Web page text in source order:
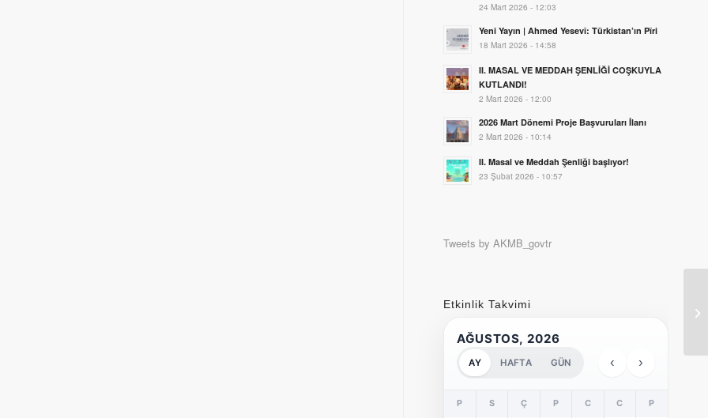
24 Mart 2026 - 12:03
Yeni Yayın | Ahmed Yesevî: Türkistan’ın Pîri
18 Mart 2026 - 14:58
II. MASAL VE MEDDAH ŞENLİĞİ COŞKUYLA
KUTLANDI!
2 Mart 2026 - 12:00
2026 Mart Dönemi Proje Başvuruları İlanı
2 Mart 2026 - 10:14
II. Masal ve Meddah Şenliği başlıyor!
23 Şubat 2026 - 10:57
Tweets by AKMB_govtr
Etkinlik Takvimi
AĞUSTOS, 2026
AY HAFTA GÜN ‹ ›
P S Ç P C C P